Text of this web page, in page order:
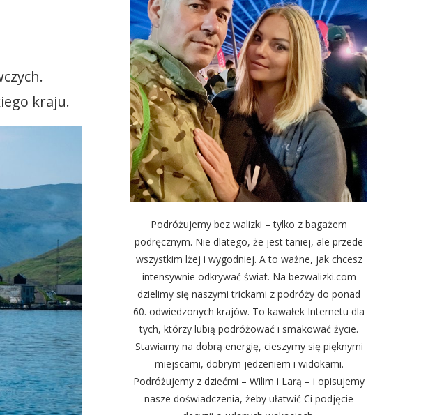
kraju.
Podróżujemy bez walizki – tylko z bagażem
podręcznym. Nie dlatego, że jest taniej, ale przede
wszystkim lżej i wygodniej. A to ważne, jak chcesz
intensywnie odkrywać świat. Na bezwalizki.com
dzielimy się naszymi trickami z podróży do ponad
60. odwiedzonych krajów. To kawałek Internetu dla
tych, którzy lubią podróżować i smakować życie.
Stawiamy na dobrą energię, cieszymy się pięknymi
miejscami, dobrym jedzeniem i widokami.
Podróżujemy z dziećmi – Wilim i Larą – i opisujemy
nasze doświadczenia, żeby ułatwić Ci podjęcie